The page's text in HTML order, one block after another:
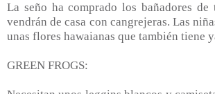
La seño ha comprado los bañadores
vendrán de casa con cangrejeras. Las
unas flores hawaianas que también tiene
GREEN FROGS: